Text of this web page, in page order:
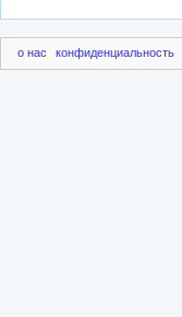
о нас конфиденциальность